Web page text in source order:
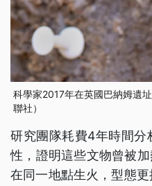
科學家2017年在英國巴納姆遺
聯社）
研究團隊耗費4年時間分
性，證明這些文物曾被
在同一地點生火，型態更